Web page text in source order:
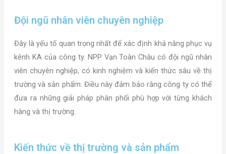
Đội ngũ nhân viên chuyên nghiệp
Đây là yếu tố quan trọng nhất để xác định khả năng phục vụ
kênh KA của công ty. NPP Vạn Toàn Châu có đội ngũ nhân
viên chuyên nghiệp, có kinh nghiệm và kiến thức sâu về thị
trường và sản phẩm. Điều này đảm bảo rằng công ty có thể
đưa ra những giải pháp phân phối phù hợp với từng khách
hàng và thị trường.
Kiến thức về thị trường và sản phẩm